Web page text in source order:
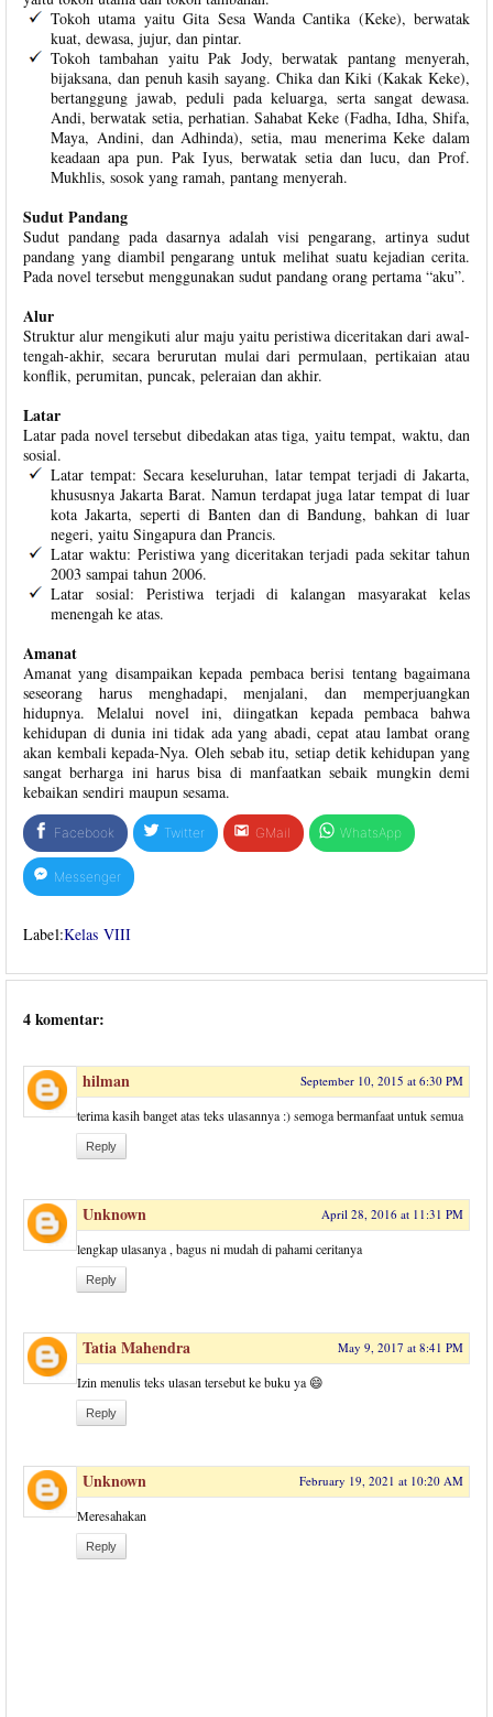
Tokoh utama yaitu Gita Sesa Wanda Cantika (Keke), berwatak
kuat, dewasa, jujur, dan pintar.
Tokoh tambahan yaitu Pak Jody, berwatak pantang menyerah,
bijaksana, dan penuh kasih sayang. Chika dan Kiki (Kakak Keke),
bertanggung jawab, peduli pada keluarga, serta sangat dewasa.
Andi, berwatak setia, perhatian. Sahabat Keke (Fadha, Idha, Shifa,
Maya, Andini, dan Adhinda), setia, mau menerima Keke dalam
keadaan apa pun. Pak Iyus, berwatak setia dan lucu, dan Prof.
Mukhlis, sosok yang ramah, pantang menyerah.
Sudut Pandang
Sudut pandang pada dasarnya adalah visi pengarang, artinya sudut
pandang yang diambil pengarang untuk melihat suatu kejadian cerita.
Pada novel tersebut menggunakan sudut pandang orang pertama “aku”.
Alur
Struktur alur mengikuti alur maju yaitu peristiwa diceritakan dari awal-
tengah-akhir, secara berurutan mulai dari permulaan, pertikaian atau
konflik, perumitan, puncak, peleraian dan akhir.
Latar
Latar pada novel tersebut dibedakan atas tiga, yaitu tempat, waktu, dan
sosial.
Latar tempat: Secara keseluruhan, latar tempat terjadi di Jakarta,
khususnya Jakarta Barat. Namun terdapat juga latar tempat di luar
kota Jakarta, seperti di Banten dan di Bandung, bahkan di luar
negeri, yaitu Singapura dan Prancis.
Latar waktu: Peristiwa yang diceritakan terjadi pada sekitar tahun
2003 sampai tahun 2006.
Latar sosial: Peristiwa terjadi di kalangan masyarakat kelas
menengah ke atas.
Amanat
Amanat yang disampaikan kepada pembaca berisi tentang bagaimana
seseorang harus menghadapi, menjalani, dan memperjuangkan
hidupnya. Melalui novel ini, diingatkan kepada pembaca bahwa
kehidupan di dunia ini tidak ada yang abadi, cepat atau lambat orang
akan kembali kepada-Nya. Oleh sebab itu, setiap detik kehidupan yang
sangat berharga ini harus bisa di manfaatkan sebaik mungkin demi
kebaikan sendiri maupun sesama.
Facebook Twitter GMail WhatsApp
Messenger
Label:Kelas VIII
4 komentar:
hilman September 10, 2015 at 6:30 PM
terima kasih banget atas teks ulasannya :) semoga bermanfaat untuk semua
Reply
Unknown April 28, 2016 at 11:31 PM
lengkap ulasanya , bagus ni mudah di pahami ceritanya
Reply
Tatia Mahendra May 9, 2017 at 8:41 PM
Izin menulis teks ulasan tersebut ke buku ya 😄
Reply
Unknown February 19, 2021 at 10:20 AM
Meresahakan
Reply